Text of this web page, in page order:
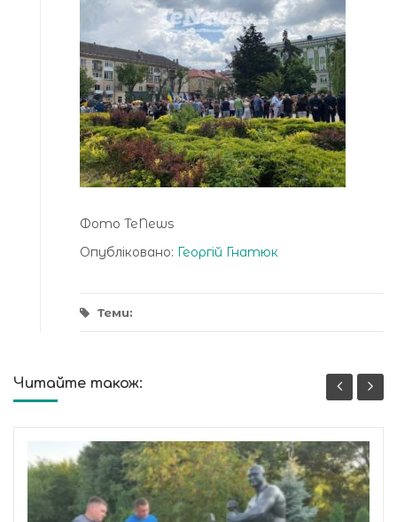
Фото TeNews
Опубліковано: Георгій Гнатюк
Теми:
Читайте також: